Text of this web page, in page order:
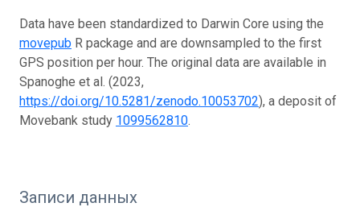
Data have been standardized to Darwin Core using the
movepub R package and are downsampled to the first
GPS position per hour. The original data are available in
Spanoghe et al. (2023,
https://doi.org/10.5281/zenodo.10053702), a deposit of
Movebank study 1099562810.
Записи данных